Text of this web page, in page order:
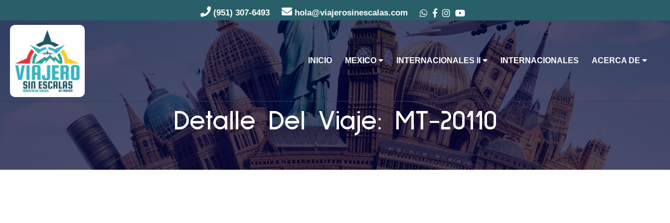
(951) 307-6493 hola@viajerosinescalas.com
INICIO MEXICO INTERNACIONALES II INTERNACIONALES ACERCA DE
Detalle Del Viaje: MT-20110